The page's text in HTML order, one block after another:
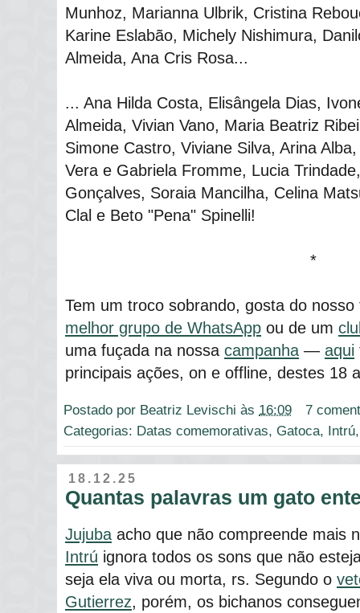
Munhoz, Marianna Ulbrik, Cristina
Karine Eslabão, Michely Nishimura,
Almeida, Ana Cris Rosa...
... Ana Hilda Costa, Elisângela Dias,
Almeida, Vivian Vano, Maria Beatriz
Simone Castro, Viviane Silva, Arina
Vera e Gabriela Fromme, Lucia
Gonçalves, Soraia Mancilha, Celina
Clal e Beto "Pena" Spinelli!
*
Tem um troco sobrando, gosta do
melhor grupo de WhatsApp ou de um
uma fuçada na nossa campanha — aqui
principais ações, on e offline, destes 18
Postado por Beatriz Levischi às 16:09
7
Categorias: Datas comemorativas, Gatoca, Intrú
18.12.25
Quantas palavras um gato
Jujuba acho que não compreende mais
Intrú ignora todos os sons que não
seja ela viva ou morta, rs. Segundo o
Gutierrez, porém, os bichanos